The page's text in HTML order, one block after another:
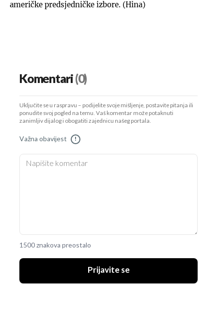
američke predsjedničke izbore. (Hina)
Komentari(0)
Uključite se u raspravu – podijelite svoje mišljenje, postavite pitanja ili
ponudite svoj pogled na temu. Vaš komentar može potaknuti
zanimljiv dijalog i obogatiti zajednicu našeg portala.
Važna obavijest !
1500 znakova preostalo
Prijavite se